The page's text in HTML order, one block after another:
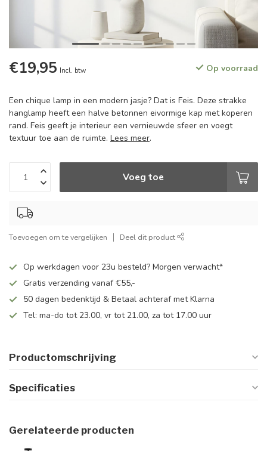
€19,95 Incl. btw Op voorraad
Een chique lamp in een modern jasje? Dat is Feis. Deze strakke
hanglamp heeft een halve betonnen eivormige kap met koperen
rand. Feis geeft je interieur een vernieuwde sfeer en voegt
textuur toe aan de ruimte. Lees meer.
Voeg toe
Toevoegen om te vergelijken Deel dit product
Op werkdagen voor 23u besteld? Morgen verwacht*
Gratis verzending vanaf €55,-
50 dagen bedenktijd & Betaal achteraf met Klarna
Tel: ma-do tot 23.00, vr tot 21.00, za tot 17.00 uur
Productomschrijving
Specificaties
Gerelateerde producten